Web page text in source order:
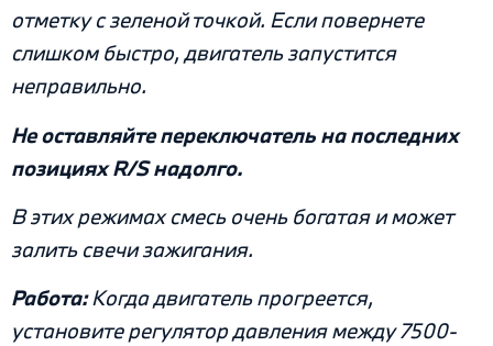
отметку с зеленой точкой. Если повернете
слишком быстро, двигатель запустится
неправильно.
Не оставляйте переключатель на последних
позициях R/S надолго.
В этих режимах смесь очень богатая и может
залить свечи зажигания.
Работа:Когда двигатель прогреется,
установите регулятор давления между 7500-